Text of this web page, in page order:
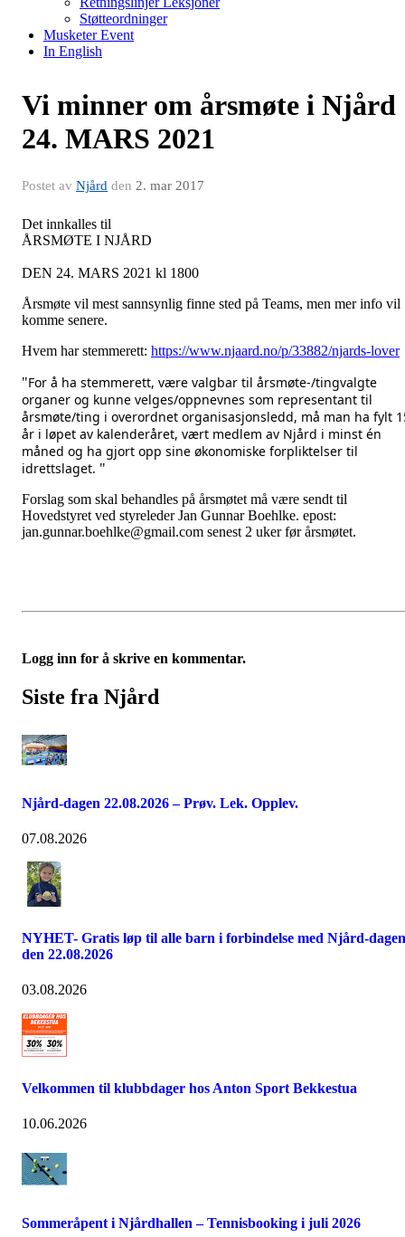
Støtteordninger
Musketer Event
In English
Vi minner om årsmøte i Njård
24. MARS 2021
Postet av Njård den 2. mar 2017
Det innkalles til
ÅRSMØTE I NJÅRD
DEN 24. MARS 2021 kl 1800
Årsmøte vil mest sannsynlig finne sted på Teams, men mer info vil
komme senere.
Hvem har stemmerett: https://www.njaard.no/p/33882/njards-lover
"For å ha stemmerett, være valgbar til årsmøte-/tingvalgte
organer og kunne velges/oppnevnes som representant til
årsmøte/ting i overordnet organisasjonsledd, må man ha fylt
år i løpet av kalenderåret, vært medlem av Njård i minst én
måned og ha gjort opp sine økonomiske forpliktelser til
idrettslaget. "
Forslag som skal behandles på årsmøtet må være sendt til
Hovedstyret ved styreleder Jan Gunnar Boehlke. epost:
jan.gunnar.boehlke@gmail.com senest 2 uker før årsmøtet.
Logg inn for å skrive en kommentar.
Siste fra Njård
Njård-dagen 22.08.2026 – Prøv. Lek. Opplev.
07.08.2026
NYHET- Gratis løp til alle barn i forbindelse med Njård-dagen
den 22.08.2026
03.08.2026
Velkommen til klubbdager hos Anton Sport Bekkestua
10.06.2026
Sommeråpent i Njårdhallen – Tennisbooking i juli 2026